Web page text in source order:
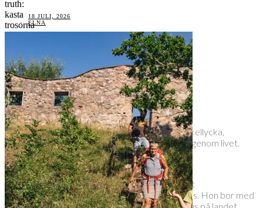
18 JULI, 2026
ELNA
Att cykla när man är gravid
Elna Dahlstrand
Inspiratör och utbildad MTB-instruktör med cykellycka,
mjölksyra och äventyr som röd tråd och ledord genom livet.
– – –
Elna bor och cyklar mitt i vackra biosfärområdet
Vätterbranterna i Småland, med Gränna som bas. Hon bor med